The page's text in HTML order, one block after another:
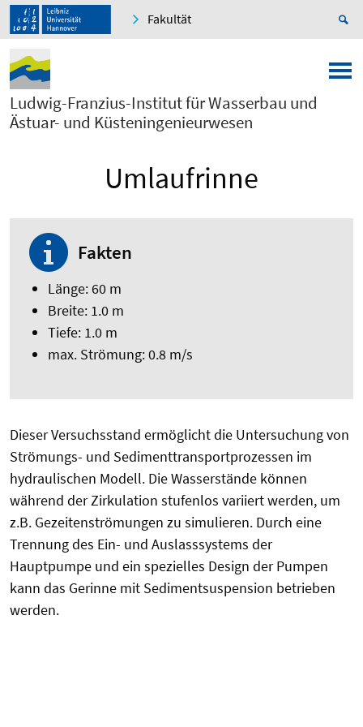
Fakultät
Ludwig-Franzius-Institut für Wasserbau und
Ästuar- und Küsteningenieurwesen
Umlaufrinne
Fakten
Länge: 60 m
Breite: 1.0 m
Tiefe: 1.0 m
max. Strömung: 0.8 m/s
Dieser Versuchsstand ermöglicht die Untersuchung von
Strömungs- und Sedimenttransportprozessen im
hydraulischen Modell. Die Wasserstände können
während der Zirkulation stufenlos variiert werden, um
z.B. Gezeitenströmungen zu simulieren. Durch eine
Trennung des Ein- und Auslasssystems der
Hauptpumpe und ein spezielles Design der Pumpen
kann das Gerinne mit Sedimentsuspension betrieben
werden.